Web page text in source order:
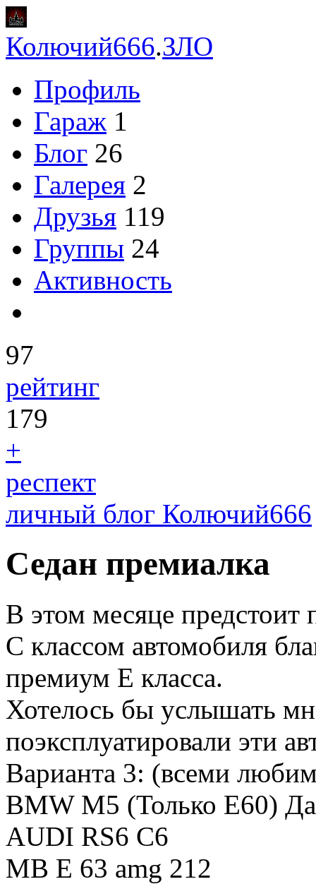
Колючий666.ЗЛО
Профиль
Гараж 1
Блог 26
Галерея 2
Друзья 119
Группы 24
Активность
97
рейтинг
179
+
респект
личный блог Колючий666
Седан премиалка
В этом месяце предстоит
С классом автомобиля
премиум Е класса.
Хотелось бы услышать
поэксплуатировали эти
Варианта 3: (всеми
BMW M5 (Только Е60)
AUDI RS6 C6
MB E 63 amg 212